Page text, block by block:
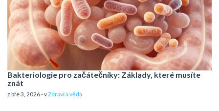
Bakteriologie pro začátečníky: Základy, které musíte
znát
z bře 3, 2026 - vZdraví a věda